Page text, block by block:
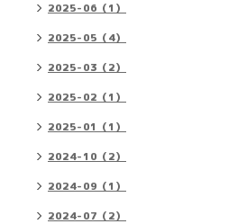
2025-06（1）
2025-05（4）
2025-03（2）
2025-02（1）
2025-01（1）
2024-10（2）
2024-09（1）
2024-07（2）